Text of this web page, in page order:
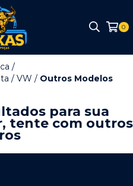
0
/
/ VW / Outros Modelos
para sua
tente com outros